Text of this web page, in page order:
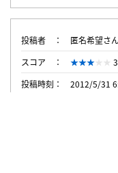
投稿者
匿名希望さ
スコア
3
投稿時刻
2012/5/31